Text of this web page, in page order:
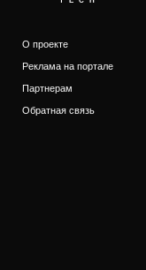
О проекте
Реклама на портале
Партнерам
Обратная связь